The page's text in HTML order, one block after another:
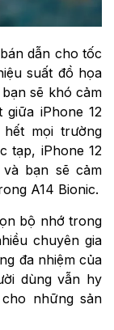
dẫn cho tốc
suất đồ họa
sẽ khó cảm
iPhone 12
mọi trường
tạp, iPhone 12
bạn sẽ cảm
A14 Bionic.
bộ nhớ trong
chuyên gia
đa nhiệm của
dùng vẫn hy
những sản